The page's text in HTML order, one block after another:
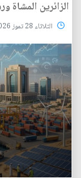
الزائرين المشاة
الثلاثاء 28 تموز 2026